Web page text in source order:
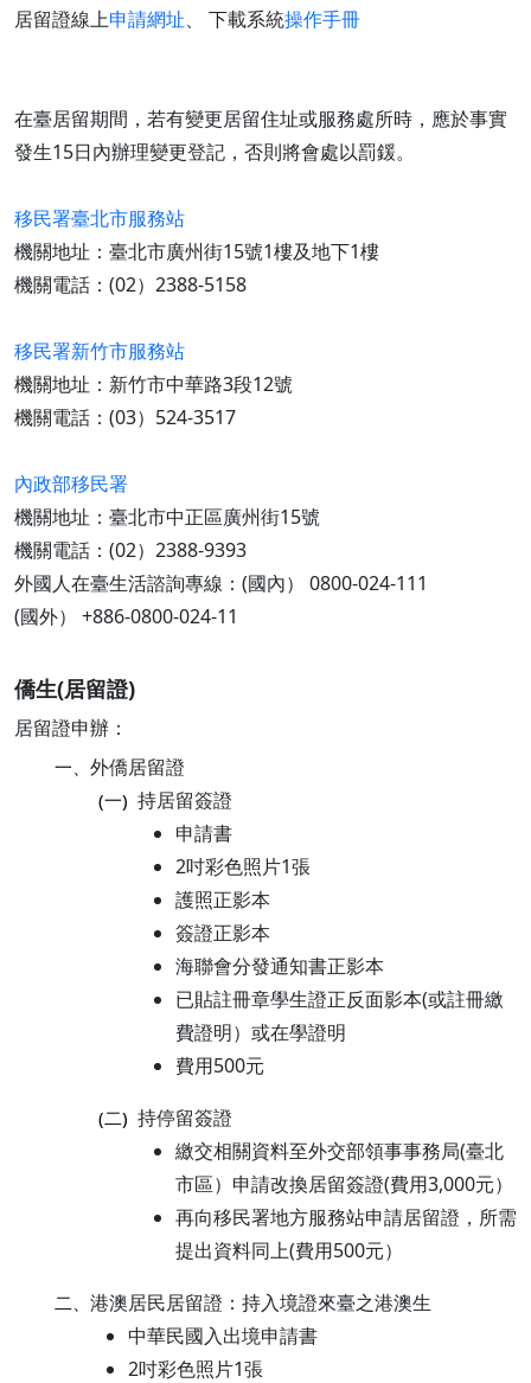
居留證線上申請網址、 下載系統操作手冊
在臺居留期間，若有變更居留住址或服務處所時，應於事實
發生15日內辦理變更登記，否則將會處以罰鍰。
移民署臺北市服務站
機關地址：臺北市廣州街15號1樓及地下1樓
機關電話：(02）2388-5158
移民署新竹市服務站
機關地址：新竹市中華路3段12號
機關電話：(03）524-3517
內政部移民署
機關地址：臺北市中正區廣州街15號
機關電話：(02）2388-9393
外國人在臺生活諮詢專線：(國內） 0800-024-111
(國外） +886-0800-024-11
僑生(居留證)
居留證申辦：
一、 外僑居留證
(一) 持居留簽證
申請書
2吋彩色照片1張
護照正影本
簽證正影本
海聯會分發通知書正影本
已貼註冊章學生證正反面影本(或註冊繳
費證明）或在學證明
費用500元
(二) 持停留簽證
繳交相關資料至外交部領事事務局(臺北
市區）申請改換居留簽證(費用3,000元）
再向移民署地方服務站申請居留證，所需
提出資料同上(費用500元）
二、 港澳居民居留證：持入境證來臺之港澳生
中華民國入出境申請書
2吋彩色照片1張